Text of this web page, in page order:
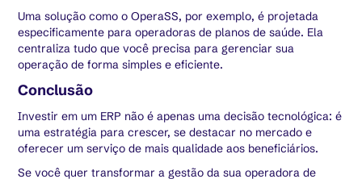
Uma solução como o OperaSS, por exemplo, é projetada
especificamente para operadoras de planos de saúde. Ela
centraliza tudo que você precisa para gerenciar sua
operação de forma simples e eficiente.
Conclusão
Investir em um ERP não é apenas uma decisão tecnológica: é
uma estratégia para crescer, se destacar no mercado e
oferecer um serviço de mais qualidade aos beneficiários.
Se você quer transformar a gestão da sua operadora de